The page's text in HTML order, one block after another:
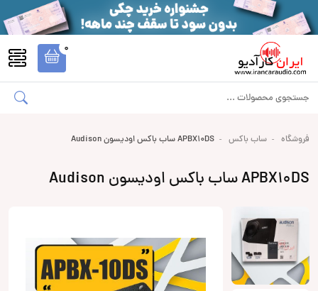
0
فروشگاه ساب باکس APBX10DS ساب باکس اودیسون Audison
APBX10DS ساب باکس اودیسون Audison